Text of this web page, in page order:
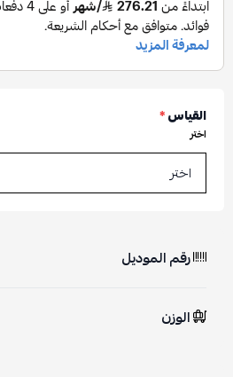
القياس*
اختر
رقم الموديل
الوزن